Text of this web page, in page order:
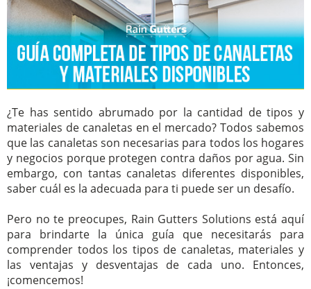
¿Te has sentido abrumado por la cantidad de tipos y
materiales de canaletas en el mercado? Todos sabemos
que las canaletas son necesarias para todos los hogares
y negocios porque protegen contra daños por agua. Sin
embargo, con tantas canaletas diferentes disponibles,
saber cuál es la adecuada para ti puede ser un desafío.
Pero no te preocupes, Rain Gutters Solutions está aquí
para brindarte la única guía que necesitarás para
comprender todos los tipos de canaletas, materiales y
las ventajas y desventajas de cada uno. Entonces,
¡comencemos!